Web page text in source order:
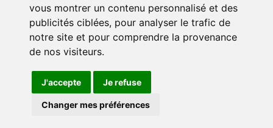
vous montrer un contenu personnalisé et des
publicités ciblées, pour analyser le trafic de
notre site et pour comprendre la provenance
de nos visiteurs.
J'accepte Je refuse
Changer mes préférences
Contact Us
Follow us on
Watch us on